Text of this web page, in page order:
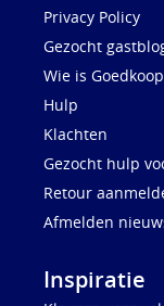
Privacy Policy
Gezocht
Wie is
Hulp
Klachten
Gezocht hulp
Retour
Afmelden
Inspiratie